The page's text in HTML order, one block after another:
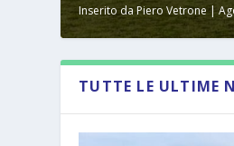
Inserito daPiero Vetrone|
TUTTE LE ULTIME